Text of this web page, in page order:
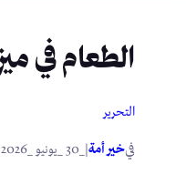
الطعام في
التحرير
فيخير أمة